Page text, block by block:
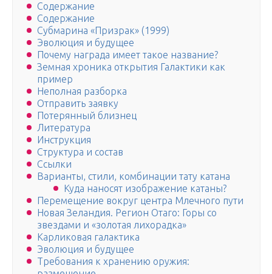
Содержание
Содержание
Субмарина «Призрак» (1999)
Эволюция и будущее
Почему награда имеет такое название?
Земная хроника открытия Галактики как
пример
Неполная разборка
Отправить заявку
Потерянный близнец
Литература
Инструкция
Структура и состав
Ссылки
Варианты, стили, комбинации тату катана
Куда наносят изображение катаны?
Перемещение вокруг центра Млечного пути
Новая Зеландия. Регион Отаго: Горы со
звездами и «золотая лихорадка»
Карликовая галактика
Эволюция и будущее
Требования к хранению оружия: